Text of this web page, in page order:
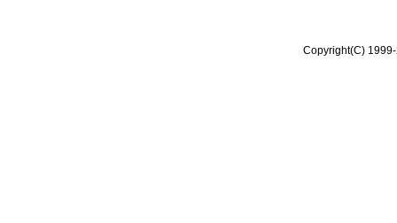
Copyright(C)